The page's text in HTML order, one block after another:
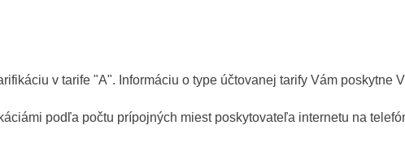
v tarife "A". Informáciu o type účtovanej tarify Vám poskytne
podľa počtu prípojných miest poskytovateľa internetu na